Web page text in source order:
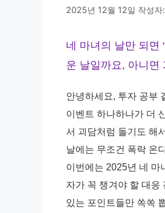
2025년 12월 12일 작성자:
네 마녀의 날만 되면
운 날일까요, 아니면
안녕하세요, 투자 공부
이벤트 하나하나가 더
서 괴담처럼 돌기도 해
날에는 무조건 폭락 온
이번에는 2025년 네 마
자가 꼭 챙겨야 할 대응
있는 포인트들만 쏙쏙